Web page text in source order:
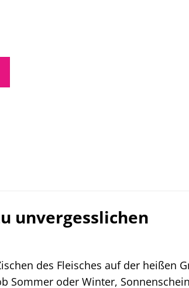
unvergesslichen
des Fleisches auf der heißen
Sommer oder Winter,